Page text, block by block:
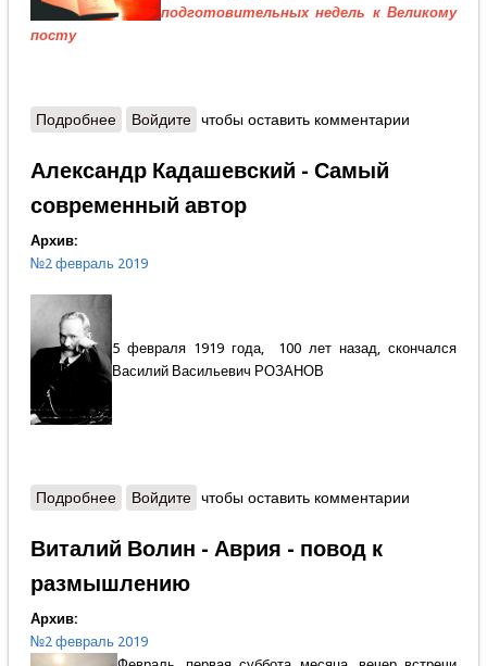
подготовительных недель к Великому
посту
Подробнеео Протоиерей Александр Шаргунов - «Покаяния
Войдите чтобы оставить комментарии
Александр Кадашевский - Самый
современный автор
Архив:
№2 февраль 2019
5 февраля 1919 года, 100 лет назад, скончался
Василий Васильевич РОЗАНОВ
Подробнеео Александр Кадашевский - Самый современный
Войдите чтобы оставить комментарии
Виталий Волин - Аврия - повод к
размышлению
Архив:
№2 февраль 2019